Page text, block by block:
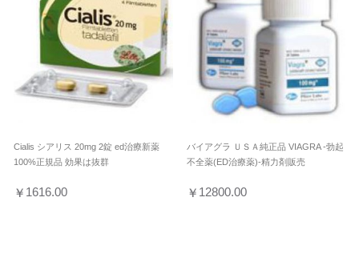
Cialis シアリス 20mg 2錠 ed治療新薬
100%正規品 効果は抜群
￥ 1616.00
バイアグラ ＵＳＡ純正品 VIAGRA -勃起
不全薬(ED治療薬)-精力剤販売
￥ 12800.00